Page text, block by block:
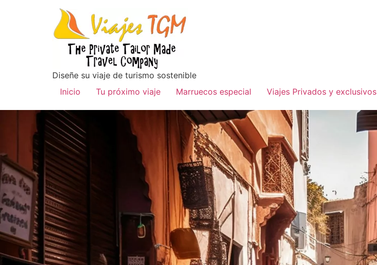
Diseñe su viaje de turismo sostenible
Inicio
Tu próximo viaje Marruecos especial Viajes Privados y exclusivos